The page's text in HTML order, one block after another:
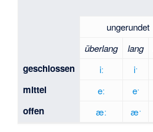
ungerundet
überlang
lang
geschlossen iː iˑ
mittel eː eˑ
offen æː æˑ